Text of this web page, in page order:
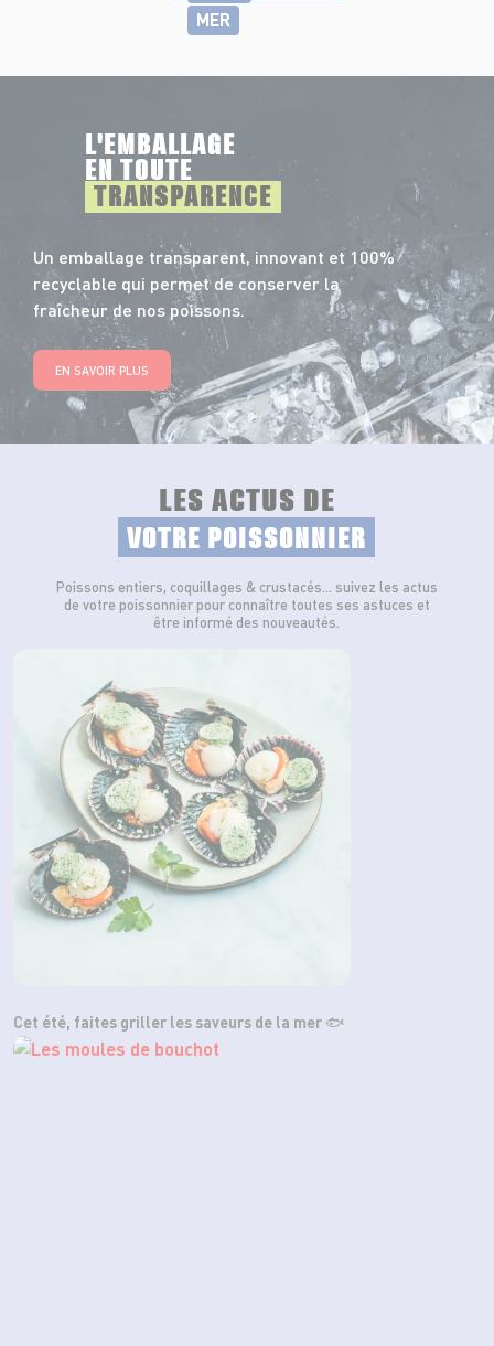
MER
L'EMBALLAGE
EN TOUTE
TRANSPARENCE
Un emballage transparent, innovant et 100%
recyclable qui permet de conserver la
fraîcheur de nos poissons.
EN SAVOIR PLUS
LES ACTUS DE
VOTRE POISSONNIER
Poissons entiers, coquillages & crustacés… suivez les actus
de votre poissonnier pour connaître toutes ses astuces et
être informé des nouveautés.
Cet été, faites griller les saveurs de la mer 🐟